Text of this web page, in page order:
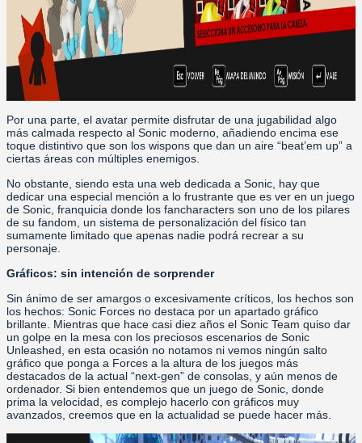
Por una parte, el avatar permite disfrutar de una jugabilidad algo
más calmada respecto al Sonic moderno, añadiendo encima ese
toque distintivo que son los wispons que dan un aire “beat’em up” a
ciertas áreas con múltiples enemigos.
No obstante, siendo esta una web dedicada a Sonic, hay que
dedicar una especial mención a lo frustrante que es ver en un juego
de Sonic, franquicia donde los fancharacters son uno de los pilares
de su fandom, un sistema de personalización del físico tan
sumamente limitado que apenas nadie podrá recrear a su
personaje.
Gráficos: sin intención de sorprender
Sin ánimo de ser amargos o excesivamente críticos, los hechos son
los hechos: Sonic Forces no destaca por un apartado gráfico
brillante. Mientras que hace casi diez años el Sonic Team quiso dar
un golpe en la mesa con los preciosos escenarios de Sonic
Unleashed, en esta ocasión no notamos ni vemos ningún salto
gráfico que ponga a Forces a la altura de los juegos más
destacados de la actual “next-gen” de consolas, y aún menos de
ordenador. Si bien entendemos que un juego de Sonic, donde
prima la velocidad, es complejo hacerlo con gráficos muy
avanzados, creemos que en la actualidad se puede hacer más.